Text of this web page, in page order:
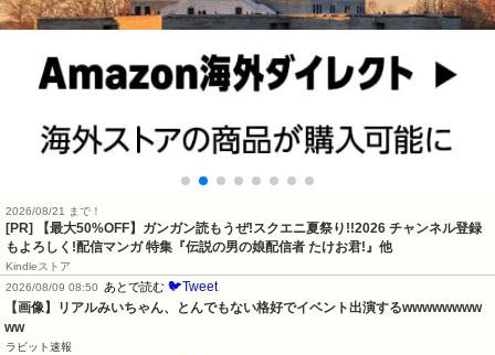
2026/08/21 まで！
[PR] 【最大50%OFF】ガンガン読もうぜ!スクエニ夏祭り!!2026 チャンネル登録
もよろしく!配信マンガ 特集『伝説の男の娘配信者 たけお君!』他
Kindleストア
2026/08/09 08:50
あとで読む 🐦Tweet
【画像】リアルみいちゃん、とんでもない格好でイベント出演するwwwwwwww
ww
ラビット速報